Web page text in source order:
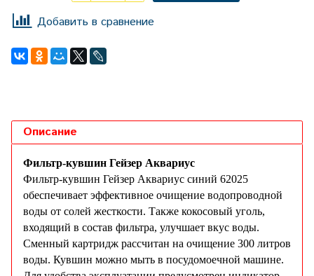
Добавить в сравнение
Описание
Фильтр-кувшин Гейзер Аквариус
Фильтр-кувшин Гейзер Аквариус синий 62025
обеспечивает эффективное очищение водопроводной
воды от солей жесткости. Также кокосовый уголь,
входящий в состав фильтра, улучшает вкус воды.
Сменный картридж рассчитан на очищение 300 литров
воды. Кувшин можно мыть в посудомоечной машине.